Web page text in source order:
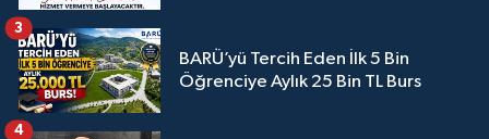
BARÜ’yü Tercih Eden İlk 5 Bin
Öğrenciye Aylık 25 Bin TL Burs
3
4